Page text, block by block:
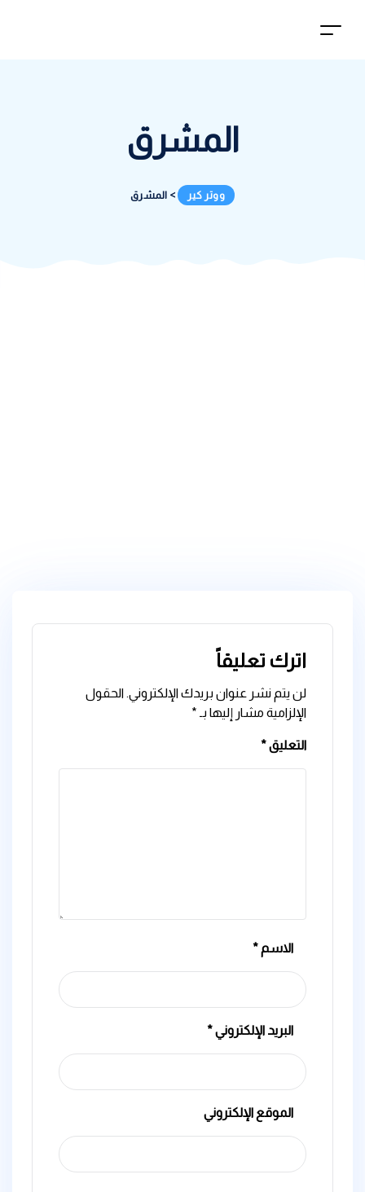
المشرق
ووتر كير > المشرق
اترك تعليقاً
لن يتم نشر عنوان بريدك الإلكتروني. الحقول
الإلزامية مشار إليها بـ *
التعليق*
الاسم *
البريد الإلكتروني*
الموقع الإلكتروني